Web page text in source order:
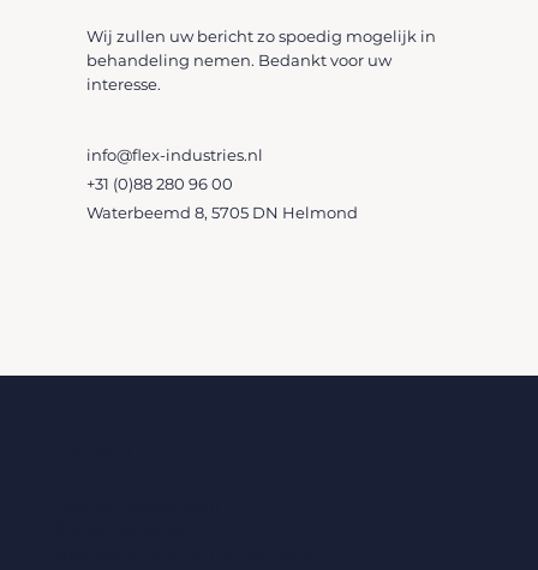
Wij zullen uw bericht zo spoedig mogelijk in
behandeling nemen. Bedankt voor uw
interesse.
info@flex-industries.nl
+31 (0)88 280 96 00​
Waterbeemd 8, 5705 DN Helmond